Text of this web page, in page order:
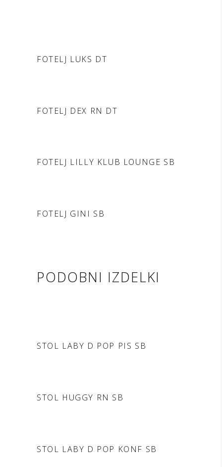
FOTELJ LUKS DT
FOTELJ DEX RN DT
FOTELJ LILLY KLUB LOUNGE SB
FOTELJ GINI SB
PODOBNI IZDELKI
STOL LABY D POP PIS SB
STOL HUGGY RN SB
STOL LABY D POP KONF SB